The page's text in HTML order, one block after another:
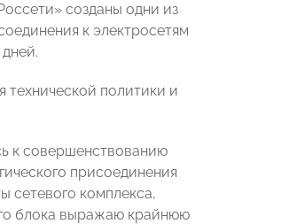
созданы одни из
к электросетям
политики и
к совершенствованию
присоединения
сетевого комплекса,
блока выражаю крайнюю